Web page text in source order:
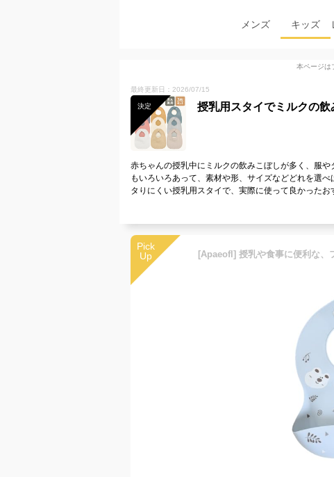
メンズ キッズ
本ページは
最終更新日：2026/07/15
決定 授乳用スタイでミルクの
赤ちゃんの授乳中にミルクの飲みこぼしが多く、服
もいろいろあって、素材や形、サイズなどどれを選
タりにくい授乳用スタイで、実際に使って良かったお
Pick
Up